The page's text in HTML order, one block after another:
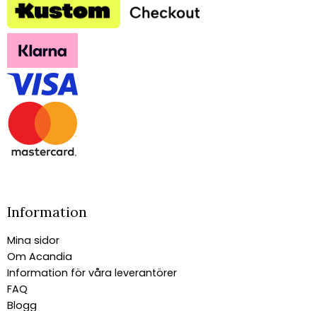
Information
Mina sidor
Om Acandia
Information för våra leverantörer
FAQ
Blogg